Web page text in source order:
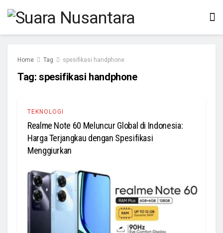
Home Tag spesifikasi handphone
Tag: spesifikasi handphone
TEKNOLOGI
Realme Note 60 Meluncur Global di Indonesia:
Harga Terjangkau dengan Spesifikasi
Menggiurkan